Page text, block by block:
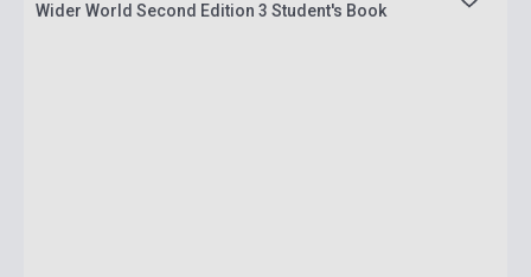
Wider World Second Edition 3 Student's Book